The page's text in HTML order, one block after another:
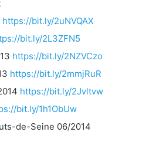
https://bit.ly/2uNVQAX
bit.ly/2L3ZFN5
https://bit.ly/2NZVCzo
https://bit.ly/2mmjRuR
https://bit.ly/2Jvltvw
bit.ly/1h1ObUw
de-Seine 06/2014